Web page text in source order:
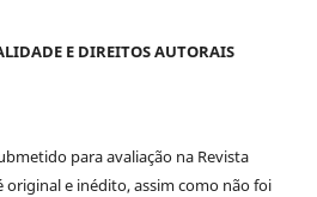
E DIREITOS AUTORAIS
para avaliação na Revista
original e inédito, assim como não foi